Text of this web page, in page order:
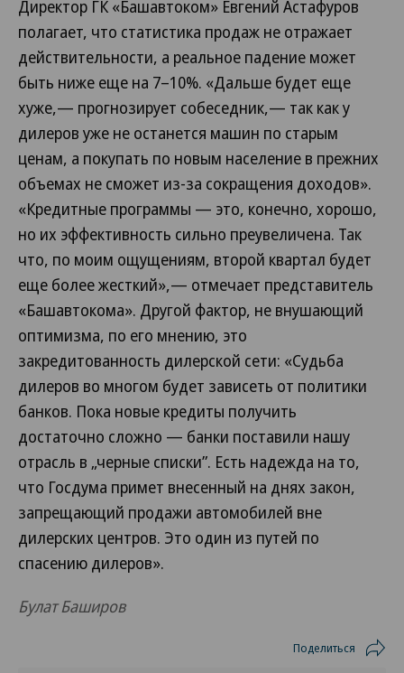
Директор ГК «Башавтоком» Евгений Астафуров
полагает, что статистика продаж не отражает
действительности, а реальное падение может
быть ниже еще на 7–10%. «Дальше будет еще
хуже,— прогнозирует собеседник,— так как у
дилеров уже не останется машин по старым
ценам, а покупать по новым население в прежних
объемах не сможет из-за сокращения доходов».
«Кредитные программы — это, конечно, хорошо,
но их эффективность сильно преувеличена. Так
что, по моим ощущениям, второй квартал будет
еще более жесткий»,— отмечает представитель
«Башавтокома». Другой фактор, не внушающий
оптимизма, по его мнению, это
закредитованность дилерской сети: «Судьба
дилеров во многом будет зависеть от политики
банков. Пока новые кредиты получить
достаточно сложно — банки поставили нашу
отрасль в „черные списки”. Есть надежда на то,
что Госдума примет внесенный на днях закон,
запрещающий продажи автомобилей вне
дилерских центров. Это один из путей по
спасению дилеров».
Булат Баширов
Поделиться